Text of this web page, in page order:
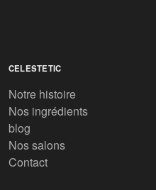
CELESTETIC
Notre histoire
Nos ingrédients
blog
Nos salons
Contact